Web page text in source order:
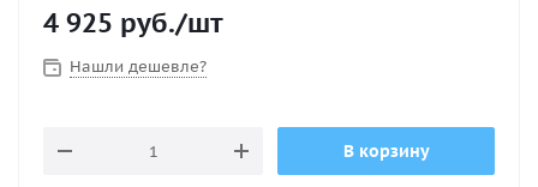
4 925 руб./шт
Нашли дешевле?
В корзину